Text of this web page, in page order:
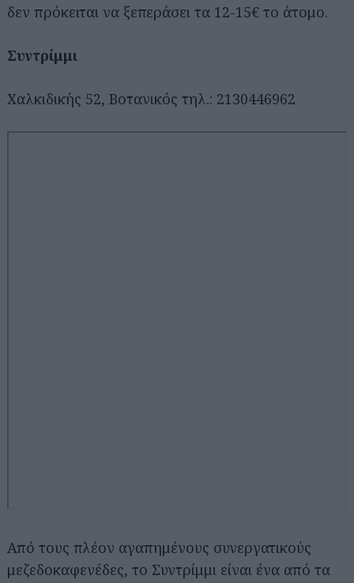
δεν πρόκειται να ξεπεράσει τα 12-15€ το άτομο.
Συντρίμμι
Χαλκιδικής 52, Βοτανικός τηλ.: 2130446962
Από τους πλέον αγαπημένους συνεργατικούς
μεζεδοκαφενέδες, το Συντρίμμι είναι ένα από τα